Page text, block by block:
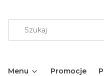
Menu Promocje